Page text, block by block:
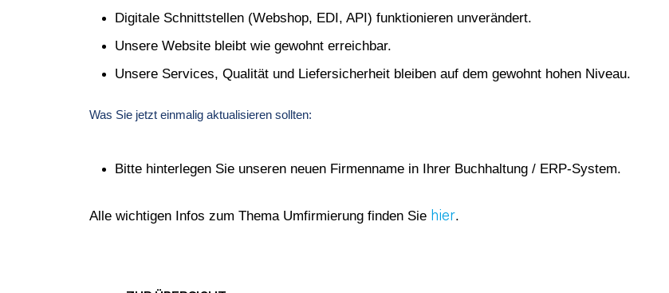
Digitale Schnittstellen (Webshop, EDI, API) funktionieren unverändert.
Unsere Website bleibt wie gewohnt erreichbar.
Unsere Services, Qualität und Liefersicherheit bleiben auf dem gewohnt hohen Niveau.
Was Sie jetzt einmalig aktualisieren sollten:
Bitte hinterlegen Sie unseren neuen Firmenname in Ihrer Buchhaltung / ERP-System.
Alle wichtigen Infos zum Thema Umfirmierung finden Sie hier.